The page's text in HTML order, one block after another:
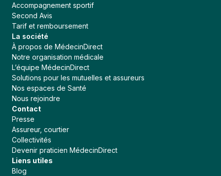
Accompagnement sportif
Second Avis
Tarif et remboursement
La société
À propos de MédecinDirect
Notre organisation médicale
L’équipe MédecinDirect
Solutions pour les mutuelles et assureurs
Nos espaces de Santé
Nous rejoindre
Contact
Presse
Assureur, courtier
Collectivités
Devenir praticien MédecinDirect
Liens utiles
Blog